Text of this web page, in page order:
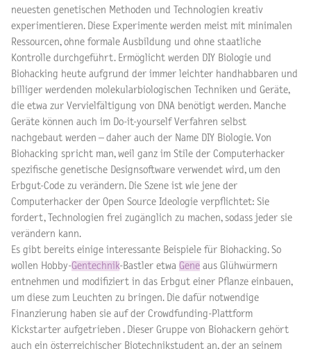
neuesten genetischen Methoden und Technologien kreativ
experimentieren. Diese Experimente werden meist mit minimalen
Ressourcen, ohne formale Ausbildung und ohne staatliche
Kontrolle durchgeführt. Ermöglicht werden DIY Biologie und
Biohacking heute aufgrund der immer leichter handhabbaren und
billiger werdenden molekularbiologischen Techniken und Geräte,
die etwa zur Vervielfältigung von DNA benötigt werden. Manche
Geräte können auch im Do-it-yourself Verfahren selbst
nachgebaut werden – daher auch der Name DIY Biologie. Von
Biohacking spricht man, weil ganz im Stile der Computerhacker
spezifische genetische Designsoftware verwendet wird, um den
Erbgut-Code zu verändern. Die Szene ist wie jene der
Computerhacker der Open Source Ideologie verpflichtet: Sie
fordert, Technologien frei zugänglich zu machen, sodass jeder sie
verändern kann.
Es gibt bereits einige interessante Beispiele für Biohacking. So
wollen Hobby-Gentechnik-Bastler etwa Gene aus Glühwürmern
entnehmen und modifiziert in das Erbgut einer Pflanze einbauen,
um diese zum Leuchten zu bringen. Die dafür notwendige
Finanzierung haben sie auf der Crowdfunding-Plattform
Kickstarter aufgetrieben . Dieser Gruppe von Biohackern gehört
auch ein österreichischer Biotechnikstudent an, der an seinem